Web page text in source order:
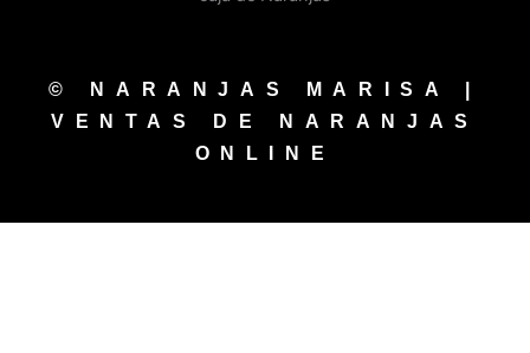
© NARANJAS MARISA |
VENTAS DE NARANJAS
ONLINE